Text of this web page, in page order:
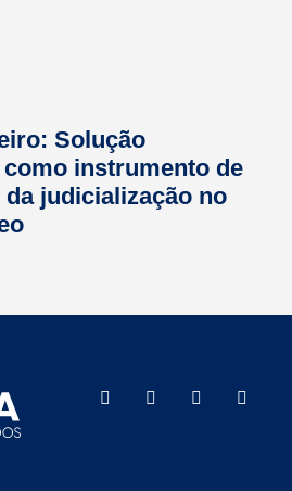
Solução
instrumento de
judicialização no